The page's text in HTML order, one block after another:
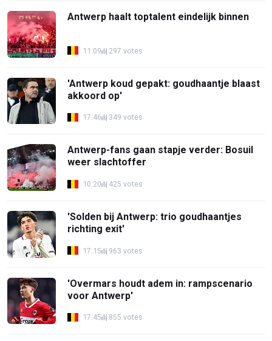
Antwerp haalt toptalent eindelijk binnen
11:09 297 votes
'Antwerp koud gepakt: goudhaantje blaast
akkoord op'
17:46 349 votes
Antwerp-fans gaan stapje verder: Bosuil
weer slachtoffer
10:20 425 votes
'Solden bij Antwerp: trio goudhaantjes
richting exit'
17:15 963 votes
'Overmars houdt adem in: rampscenario
voor Antwerp'
17:45 855 votes